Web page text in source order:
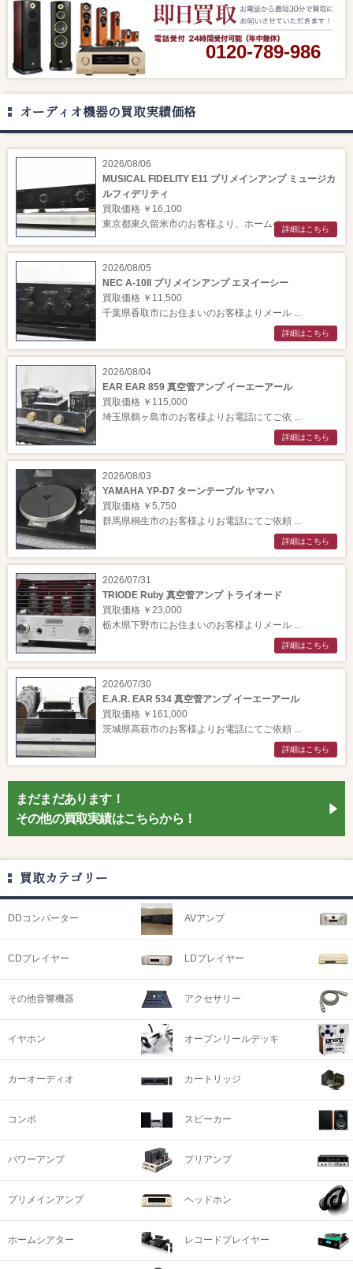
0120-789-986
オーディオ機器の買取実績価格
2026/08/06
MUSICAL FIDELITY E11 プリメインアンプ ミュージカ
ルフィデリティ
買取価格 ￥16,100
東京都東久留米市のお客様より、ホームペー ...詳細はこちら
2026/08/05
NEC A-10II プリメインアンプ エヌイーシー
買取価格 ￥11,500
千葉県香取市にお住まいのお客様よりメール ...
詳細はこちら
2026/08/04
EAR EAR 859 真空管アンプ イーエーアール
買取価格 ￥115,000
埼玉県鶴ヶ島市のお客様よりお電話にてご依 ...
詳細はこちら
2026/08/03
YAMAHA YP-D7 ターンテーブル ヤマハ
買取価格 ￥5,750
群馬県桐生市のお客様よりお電話にてご依頼 ...
詳細はこちら
2026/07/31
TRIODE Ruby 真空管アンプ トライオード
買取価格 ￥23,000
栃木県下野市にお住まいのお客様よりメール ...
詳細はこちら
2026/07/30
E.A.R. EAR 534 真空管アンプ イーエーアール
買取価格 ￥161,000
茨城県高萩市のお客様よりお電話にてご依頼 ...
詳細はこちら
まだまだあります！
その他の買取実績はこちらから！
買取カテゴリー
DDコンバーター AVアンプ
CDプレイヤー LDプレイヤー
その他音響機器 アクセサリー
イヤホン オープンリールデッキ
カーオーディオ カートリッジ
コンポ スピーカー
パワーアンプ プリアンプ
プリメインアンプ ヘッドホン
ホームシアター レコードプレイヤー